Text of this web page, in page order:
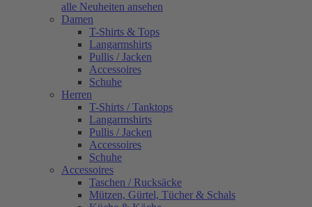
alle Neuheiten ansehen
Damen
T-Shirts & Tops
Langarmshirts
Pullis / Jacken
Accessoires
Schuhe
Herren
T-Shirts / Tanktops
Langarmshirts
Pullis / Jacken
Accessoires
Schuhe
Accessoires
Taschen / Rucksäcke
Mützen, Gürtel, Tücher & Schals